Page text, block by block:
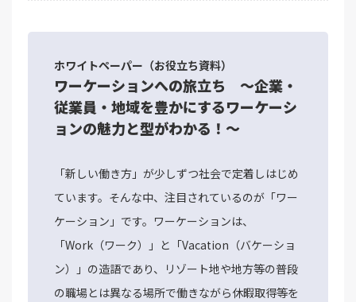
ホワイトペーパー（お役立ち資料）
ワーケーションへの旅立ち ～企業・
従業員・地域を豊かにするワーケーシ
ョンの魅力と型がわかる！～
「新しい働き方」が少しずつ社会で定着しはじめ
ています。そんな中、注目されているのが「ワー
ケーション」です。ワーケーションは、
「Work（ワーク）」と「Vacation（バケーショ
ン）」の造語であり、リゾート地や地方等の普段
の職場とは異なる場所で働きながら休暇取得等を